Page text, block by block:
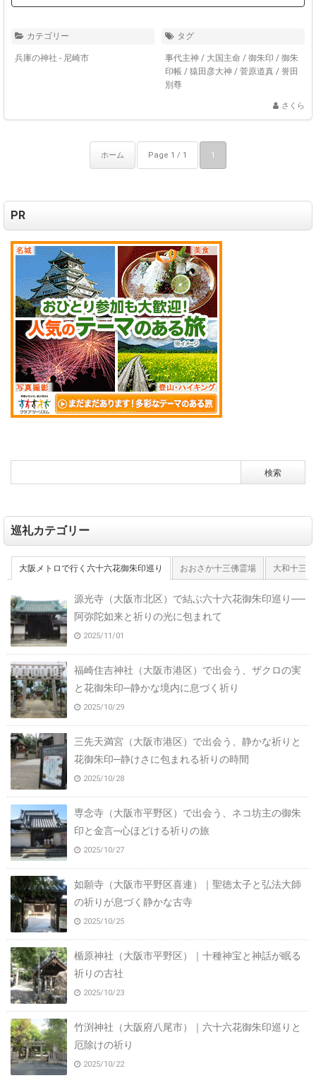
カテゴリー
兵庫の神社 - 尼崎市
タグ
事代主神 / 大国主命 / 御朱印 / 御朱
印帳 / 猿田彦大神 / 菅原道真 / 誉田
別尊
さくら
ホーム Page 1 / 1 1
PR
巡礼カテゴリー
大阪メトロで行く六十六花御朱印巡り おおさか十三佛霊場 大和十三
源光寺（大阪市北区）で結ぶ六十六花御朱印巡り──
阿弥陀如来と祈りの光に包まれて
2025/11/01
福崎住吉神社（大阪市港区）で出会う、ザクロの実
と花御朱印─静かな境内に息づく祈り
2025/10/29
三先天満宮（大阪市港区）で出会う、静かな祈りと
花御朱印─静けさに包まれる祈りの時間
2025/10/28
専念寺（大阪市平野区）で出会う、ネコ坊主の御朱
印と金言─心ほどける祈りの旅
2025/10/27
如願寺（大阪市平野区喜連）｜聖徳太子と弘法大師
の祈りが息づく静かな古寺
2025/10/25
楯原神社（大阪市平野区）｜十種神宝と神話が眠る
祈りの古社
2025/10/23
竹渕神社（大阪府八尾市）｜六十六花御朱印巡りと
厄除けの祈り
2025/10/22